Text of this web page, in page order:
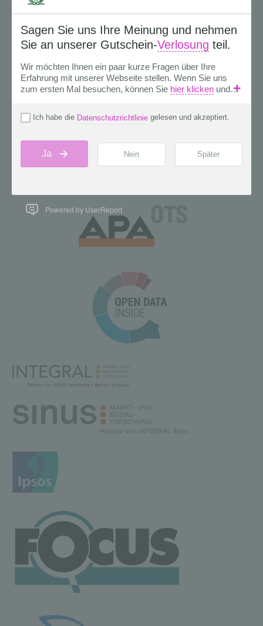
Powered by UserReport